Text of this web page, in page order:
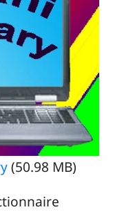
(50.98 MB)